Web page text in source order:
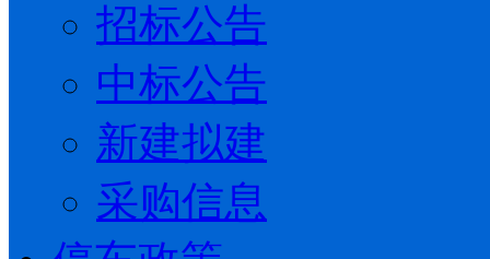
招标公告
中标公告
新建拟建
采购信息